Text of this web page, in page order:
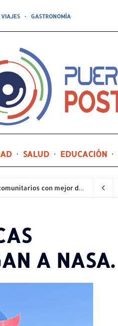
VIAJES GASTRONOMÍA
SALUD EDUCACIÓN
Hospital General de Castañer entre los centros de salud comunitarios con mejor desempeño clínico de Estados Unidos
A NASA.